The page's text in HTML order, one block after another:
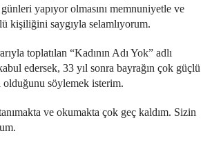
yapıyor olmasını memnuniyetle ve
kişiliğini saygıyla selamlıyorum.
toplatılan “Kadının Adı Yok” adlı
edersek, 33 yıl sonra bayrağın çok güçlü
söylemek isterim.
ve okumakta çok geç kaldım. Sizin